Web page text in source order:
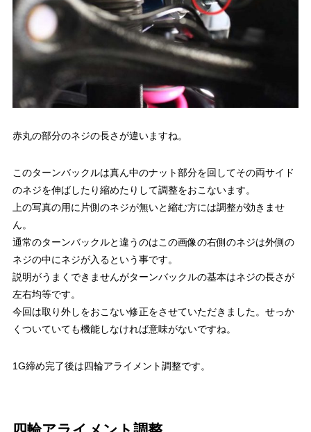
赤丸の部分のネジの長さが違いますね。
このターンバックルは真ん中のナット部分を回してその両サイド
のネジを伸ばしたり縮めたりして調整をおこないます。
上の写真の用に片側のネジが無いと縮む方には調整が効きませ
ん。
通常のターンバックルと違うのはこの画像の右側のネジは外側の
ネジの中にネジが入るという事です。
説明がうまくできませんがターンバックルの基本はネジの長さが
左右均等です。
今回は取り外しをおこない修正をさせていただきました。せっか
くついていても機能しなければ意味がないですね。
1G締め完了後は四輪アライメント調整です。